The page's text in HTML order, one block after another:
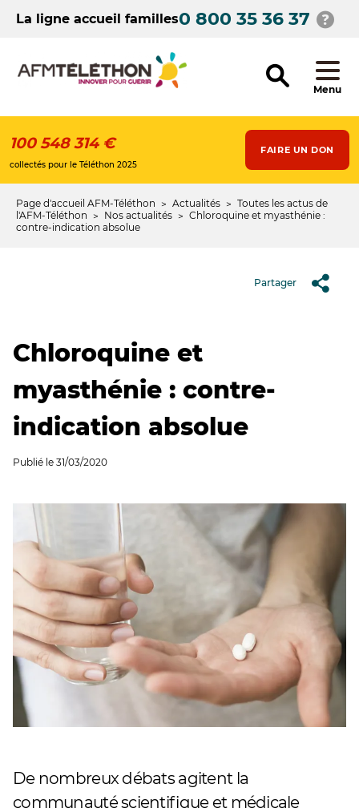
contenuLa ligne accueil familles0 800 35 36 37
Menu
100 548 314 €
collectés pour le Téléthon 2025
FAIRE UN DON
Fil
d'Ariane
Page d'accueil AFM-Téléthon Actualités
Toutes les actus de
l'AFM-Téléthon
Nos actualités
Chloroquine et myasthénie :
contre-indication absolue
Partager
Chloroquine et
myasthénie : contre-
indication absolue
Publié le 31/03/2020
De nombreux débats agitent la
communauté scientifique et médicale